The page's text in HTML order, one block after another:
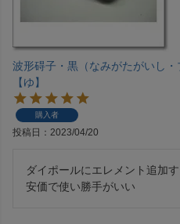
波形碍子・黒（なみがたがいし
【ゆ】
購入者
投稿日 2023/04/20
ダイポールにエレメント追加